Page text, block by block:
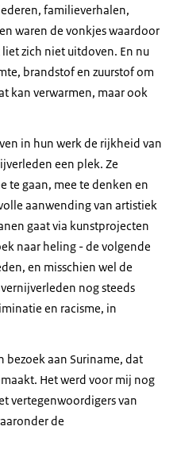
familieverhalen,
waren de vonkjes waardoor
zich niet uitdoven. En nu
brandstof en zuurstof om
kan verwarmen, maar ook
in hun werk de rijkheid van
een plek. Ze
te gaan, mee te denken en
aanwending van artistiek
gaat via kunstprojecten
naar heling - de volgende
en misschien wel de
nog steeds
en racisme, in
bezoek aan Suriname, dat
Het werd voor mij nog
vertegenwoordigers van
de